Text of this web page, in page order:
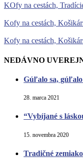
KOfy na cestách,
Kofy na cestách,
Kofy na cestách,
NEDÁVNO
Gúľalo sa,
28. marca 2021
“Vybíjané s
15. novembra 2020
Tradičné